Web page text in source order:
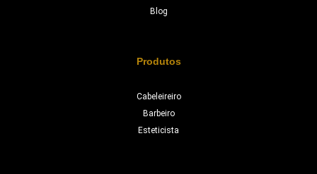
Blog
Produtos
Cabeleireiro
Barbeiro
Esteticista